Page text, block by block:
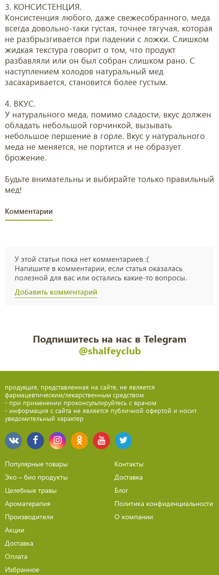
3. КОНСИСТЕНЦИЯ.
Консистенция любого, даже свежесобранного, меда
всегда довольно-таки густая, точнее тягучая, которая
не разбрызгивается при падении с ложки. Слишком
жидкая текстура говорит о том, что продукт
разбавляли или он был собран слишком рано. С
наступлением холодов натуральный мед
засахаривается, становится более густым.
4. ВКУС.
У натурального меда, помимо сладости, вкус должен
обладать небольшой горчинкой, вызывать
небольшое першение в горле. Вкус у натурального
меда не меняется, не портится и не образует
брожение.
Будьте внимательны и выбирайте только правильный
мед!
Комментарии
У этой статьи пока нет комментариев :(
Напишите в комментарии, если статья оказалась
полезной для вас или остались какие-то вопросы.
Добавить комментарий
Подпишитесь на нас в Telegram
@shalfeyclub
продукция, представленная на сайте, не является
фармацевтическим/лекарственным средством
- при применении проконсультируйтесь с врачом
- информация с сайта не является публичной офертой и носит
уведомительный характер
Популярные товары
Эко – био продукты
Целебные травы
Ароматерапия
Производители
Акции
Доставка
Оплата
Избранное
Контакты
Доставка
Блог
Политика конфиденциальности
О компании